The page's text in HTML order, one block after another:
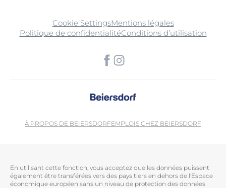
Cookie SettingsMentions légales
Politique de confidentialitéConditions d’utilisation
À PROPOS DE BEIERSDORFEMPLOIS CHEZ BEIERSDORF
En utilisant cette fonction, vous acceptez que les données puissent
également être transférées vers des pays tiers en dehors de l'Espace
économique européen sans un niveau de protection des données